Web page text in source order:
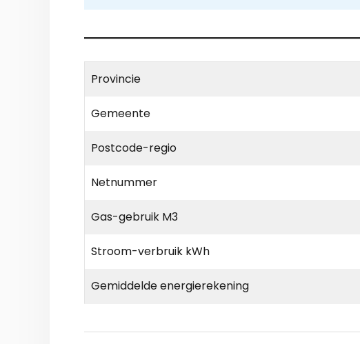
Provincie
Gemeente
Postcode-regio
Netnummer
Gas-gebruik M3
Stroom-verbruik kWh
Gemiddelde energierekening